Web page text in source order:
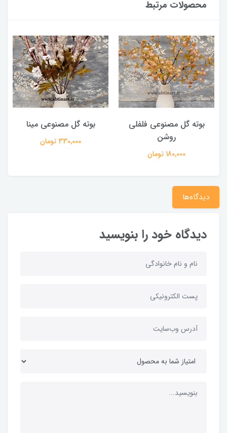
محصولات مرتبط
بوته گل مصنوعی فلفلی
روشن
180,000 تومان
بوته گل مصنوعی مینا
330,000 تومان
دیدگاه‌ها
دیدگاه خود را بنویسید